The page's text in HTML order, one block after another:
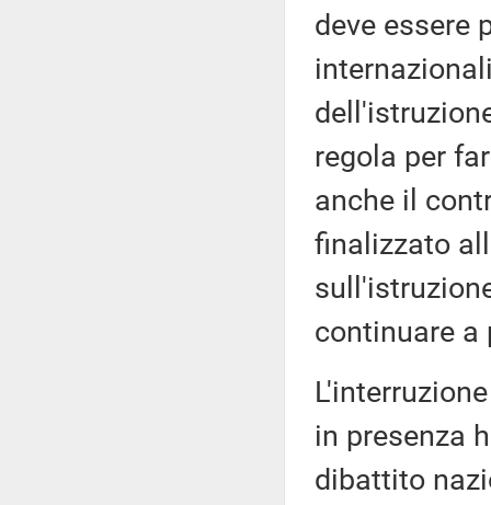
deve essere
regola per
anche il
finalizzato
continuare a
in presenza
dibattito